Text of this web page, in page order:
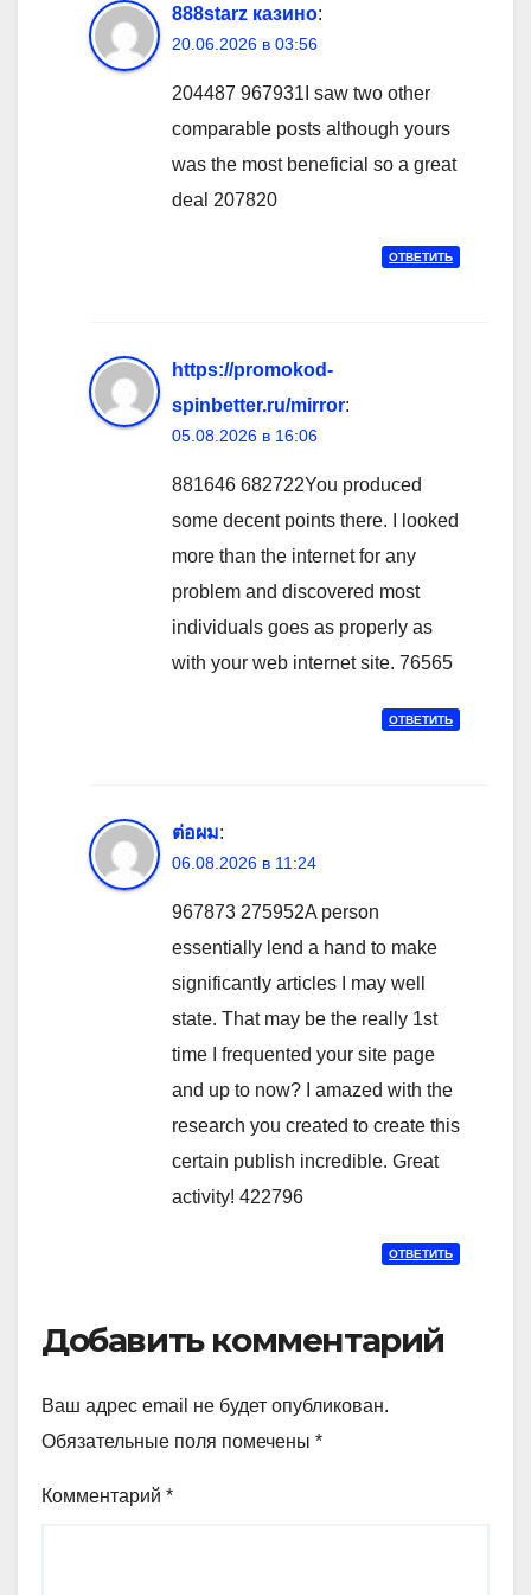
888starz казино:
20.06.2026 в 03:56
204487 967931I saw two other
comparable posts although yours
was the most beneficial so a great
deal 207820
ОТВЕТИТЬ
https://promokod-
spinbetter.ru/mirror:
05.08.2026 в 16:06
881646 682722You produced
some decent points there. I looked
more than the internet for any
problem and discovered most
individuals goes as properly as
with your web internet site. 76565
ОТВЕТИТЬ
ต่อผม:
06.08.2026 в 11:24
967873 275952A person
essentially lend a hand to make
significantly articles I may well
state. That may be the really 1st
time I frequented your site page
and up to now? I amazed with the
research you created to create this
certain publish incredible. Great
activity! 422796
ОТВЕТИТЬ
Добавить комментарий
Ваш адрес email не будет опубликован.
Обязательные поля помечены *
Комментарий *